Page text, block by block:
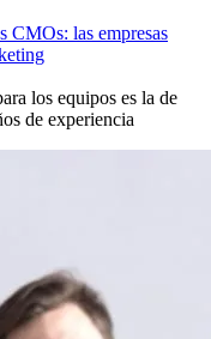
CMOs: las empresas
los equipos es la de
de experiencia